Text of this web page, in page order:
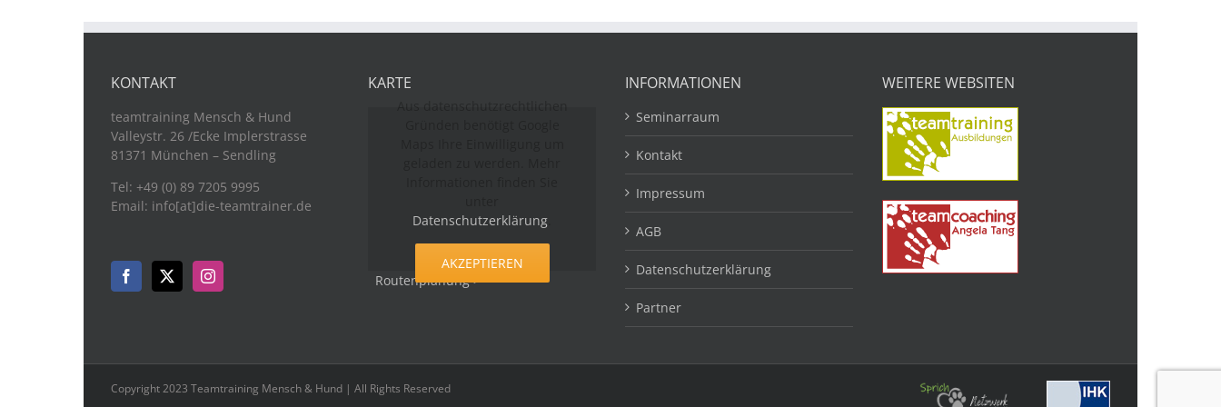
KONTAKT
teamtraining Mensch & Hund
Valleystr. 26 /Ecke Implerstrasse
81371 München – Sendling
Tel: +49 (0) 89 7205 9995
Email: info[at]die-teamtrainer.de
KARTE
Datenschutzerklärung
AKZEPTIEREN
Routenplanung >
INFORMATIONEN
Seminarraum
Kontakt
Impressum
AGB
Datenschutzerklärung
Partner
WEITERE WEBSITEN
Copyright 2023 Teamtraining Mensch & Hund | All Rights Reserved